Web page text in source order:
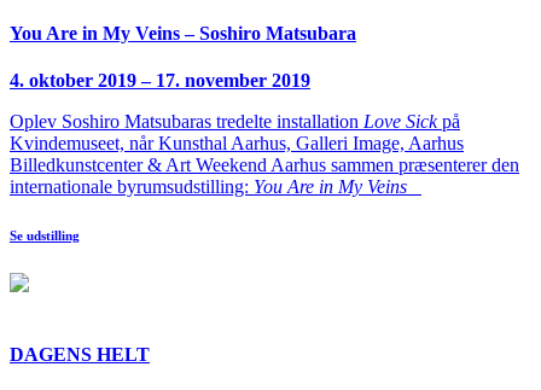
You Are in My Veins – Soshiro Matsubara
4. oktober 2019 – 17. november 2019
Oplev Soshiro Matsubaras tredelte installation Love Sickpå
Kvindemuseet, når Kunsthal Aarhus, Galleri Image, Aarhus
Billedkunstcenter & Art Weekend Aarhus sammen præsenterer den
internationale byrumsudstilling: You Are in My Veins
Se udstilling
DAGENS HELT